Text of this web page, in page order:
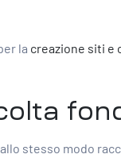
la creazione siti e
stesso modo